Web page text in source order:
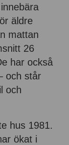
äldre
mattan
26
har också
och står
och
hus 1981.
ökat i